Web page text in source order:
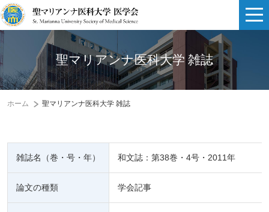
聖マリアンナ医科大学 雑誌
ホーム 聖マリアンナ医科大学 雑誌
雑誌名（巻・号・年） 和文誌：第38巻・4号・2011年
論文の種類 学会記事